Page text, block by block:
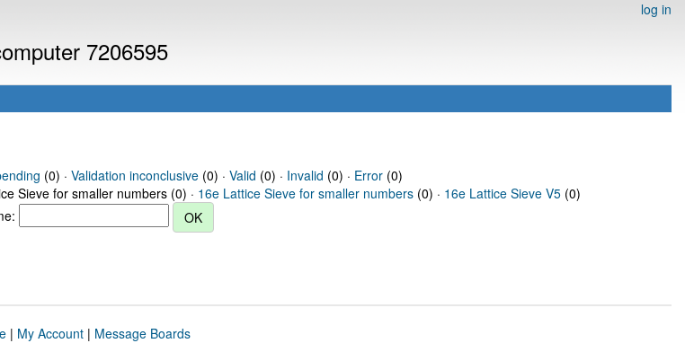
log in
7206595
(0) · Validation inconclusive(0) · Valid (0) · Invalid (0) · Error(0)
Sieve for smaller numbers (0) · 16e Lattice Sieve for smaller numbers (0) · 16e Lattice Sieve V5 (0)
| My Account| Message Boards